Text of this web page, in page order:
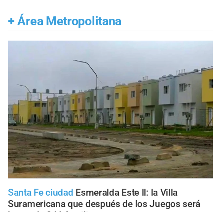
+ Área Metropolitana
Santa Fe ciudad Esmeralda Este II: la Villa
Suramericana que después de los Juegos será